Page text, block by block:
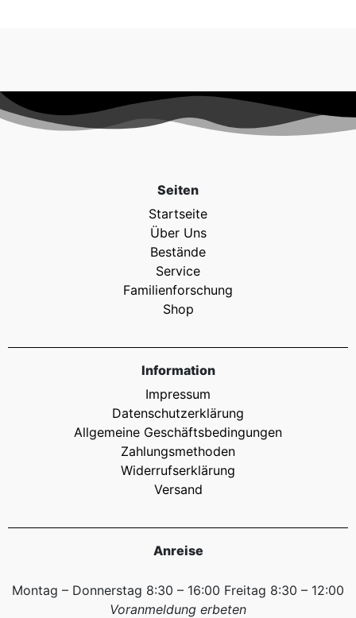
Seiten
Startseite
Über Uns
Bestände
Service
Familienforschung
Shop
Information
Impressum
Datenschutzerklärung
Allgemeine Geschäftsbedingungen
Zahlungsmethoden
Widerrufserklärung
Versand
Anreise
Montag – Donnerstag 8:30 – 16:00 Freitag 8:30 – 12:00
Voranmeldung erbeten